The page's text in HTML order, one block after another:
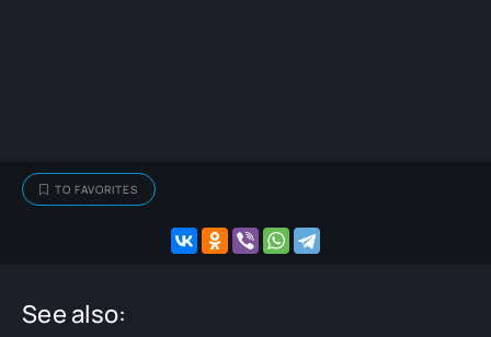
TO FAVORITES
See also: